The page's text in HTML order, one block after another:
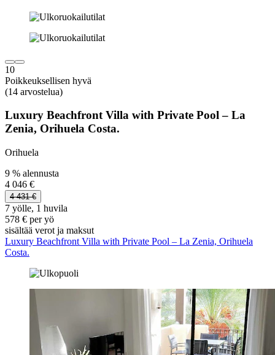
10
Poikkeuksellisen hyvä
(14 arvostelua)
Luxury Beachfront Villa with Private Pool – La
Zenia, Orihuela Costa.
Orihuela
9 % alennusta
4 046 €
4 431 €
7 yölle, 1 huvila
578 € per yö
sisältää verot ja maksut
Luxury Beachfront Villa with Private Pool – La Zenia, Orihuela
Costa.